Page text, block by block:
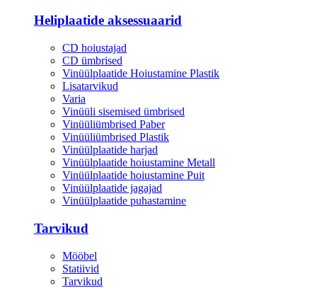
Heliplaatide aksessuaarid
CD hoiustajad
CD ümbrised
Vinüülplaatide Hoiustamine Plastik
Lisatarvikud
Varia
Vinüüli sisemised ümbrised
Vinüüliümbrised Paber
Vinüüliümbrised Plastik
Vinüülplaatide harjad
Vinüülplaatide hoiustamine Metall
Vinüülplaatide hoiustamine Puit
Vinüülplaatide jagajad
Vinüülplaatide puhastamine
Tarvikud
Mööbel
Statiivid
Tarvikud